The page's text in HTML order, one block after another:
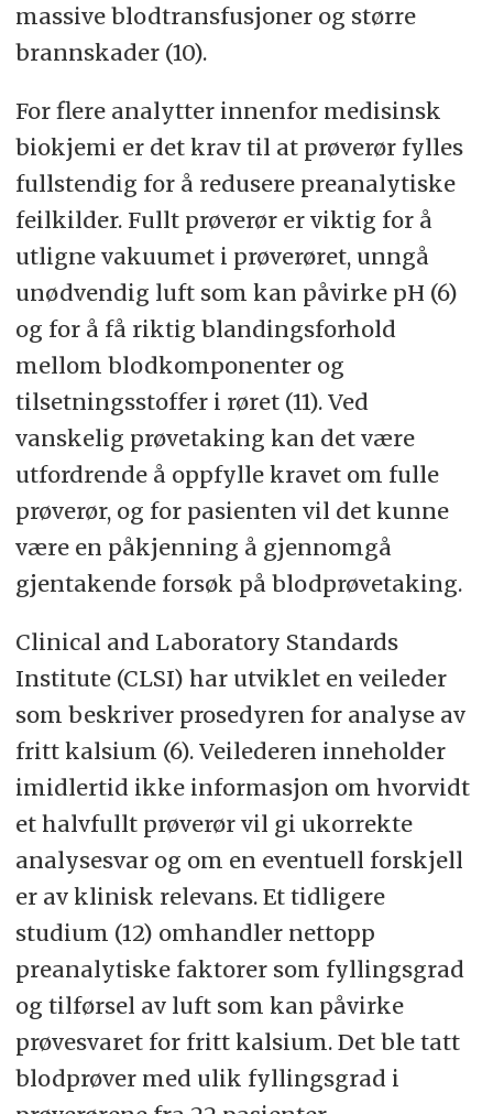
massive blodtransfusjoner og større
brannskader (10).
For flere analytter innenfor medisinsk
biokjemi er det krav til at prøverør fylles
fullstendig for å redusere preanalytiske
feilkilder. Fullt prøverør er viktig for å
utligne vakuumet i prøverøret, unngå
unødvendig luft som kan påvirke pH (6)
og for å få riktig blandingsforhold
mellom blodkomponenter og
tilsetningsstoffer i røret (11). Ved
vanskelig prøvetaking kan det være
utfordrende å oppfylle kravet om fulle
prøverør, og for pasienten vil det kunne
være en påkjenning å gjennomgå
gjentakende forsøk på blodprøvetaking.
Clinical and Laboratory Standards
Institute (CLSI) har utviklet en veileder
som beskriver prosedyren for analyse av
fritt kalsium (6). Veilederen inneholder
imidlertid ikke informasjon om hvorvidt
et halvfullt prøverør vil gi ukorrekte
analysesvar og om en eventuell forskjell
er av klinisk relevans. Et tidligere
studium (12) omhandler nettopp
preanalytiske faktorer som fyllingsgrad
og tilførsel av luft som kan påvirke
prøvesvaret for fritt kalsium. Det ble tatt
blodprøver med ulik fyllingsgrad i